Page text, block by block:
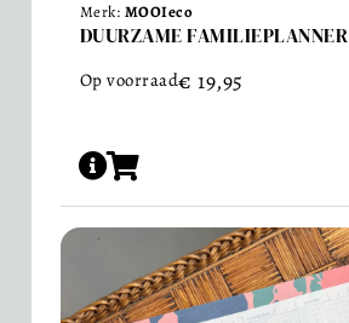
Merk: MOOIeco
DUURZAME FAMILIEPLANNER
Op voorraad€ 19,95